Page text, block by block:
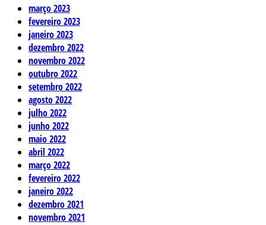
março 2023
fevereiro 2023
janeiro 2023
dezembro 2022
novembro 2022
outubro 2022
setembro 2022
agosto 2022
julho 2022
junho 2022
maio 2022
abril 2022
março 2022
fevereiro 2022
janeiro 2022
dezembro 2021
novembro 2021